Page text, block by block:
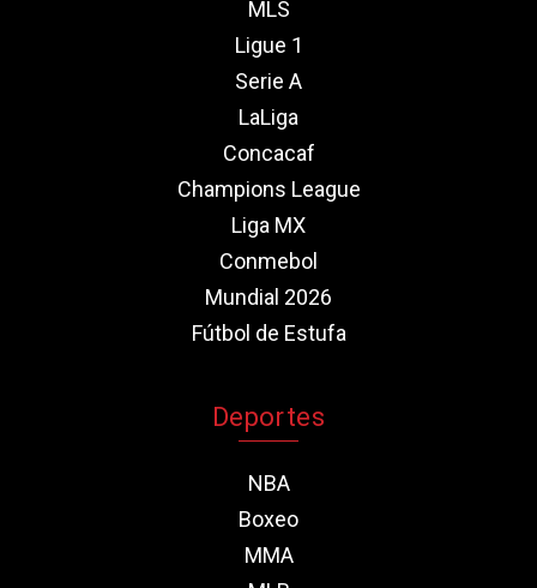
MLS
Ligue 1
Serie A
LaLiga
Concacaf
Champions League
Liga MX
Conmebol
Mundial 2026
Fútbol de Estufa
Deportes
NBA
Boxeo
MMA